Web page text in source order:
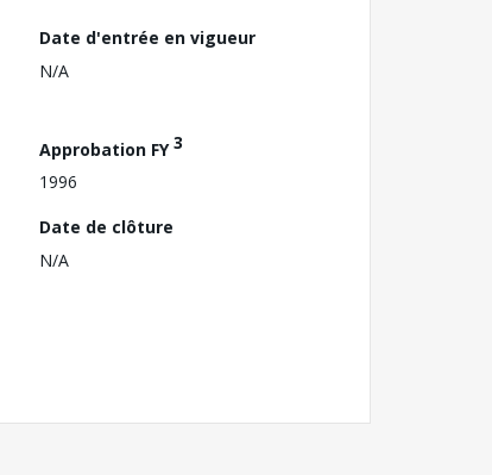
Date d'entrée en vigueur
N/A
Approbation FY3
1996
Date de clôture
N/A